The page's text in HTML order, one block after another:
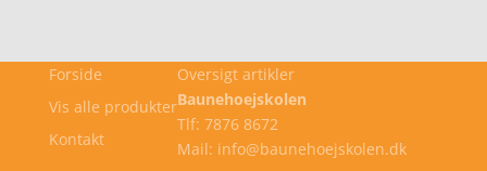
Forside
Vis alle produkter
Kontakt
Oversigt artikler
Baunehoejskolen
Tlf: 7876 8672
Mail: info@baunehoejskolen.dk